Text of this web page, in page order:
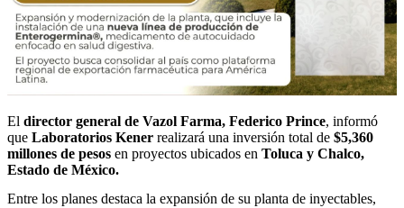
El director general de Vazol Farma, Federico Prince, informó
que Laboratorios Kener realizará una inversión total de $5,360
millones de pesos en proyectos ubicados en Toluca y Chalco,
Estado de México.
Entre los planes destaca la expansión de su planta de inyectables,